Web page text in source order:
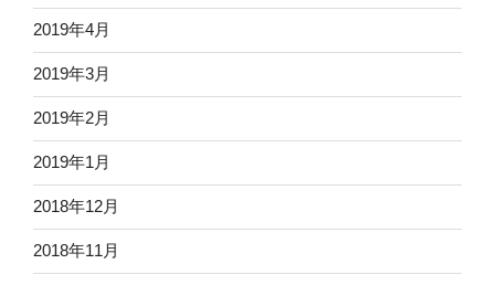
2019年4月
2019年3月
2019年2月
2019年1月
2018年12月
2018年11月